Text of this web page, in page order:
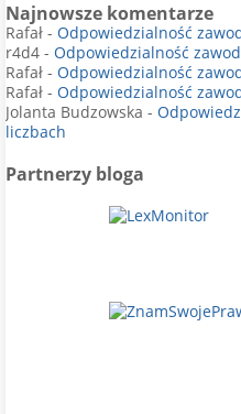
Najnowsze komentarze
Rafał - Odpowiedzialność
r4d4 - Odpowiedzialność
Rafał - Odpowiedzialność
Rafał - Odpowiedzialność
Jolanta Budzowska -
liczbach
Partnerzy bloga